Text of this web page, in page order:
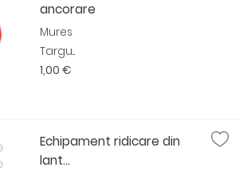
ancorare
Mures
Targu...
1,00 €
Echipament ridicare din
lant...